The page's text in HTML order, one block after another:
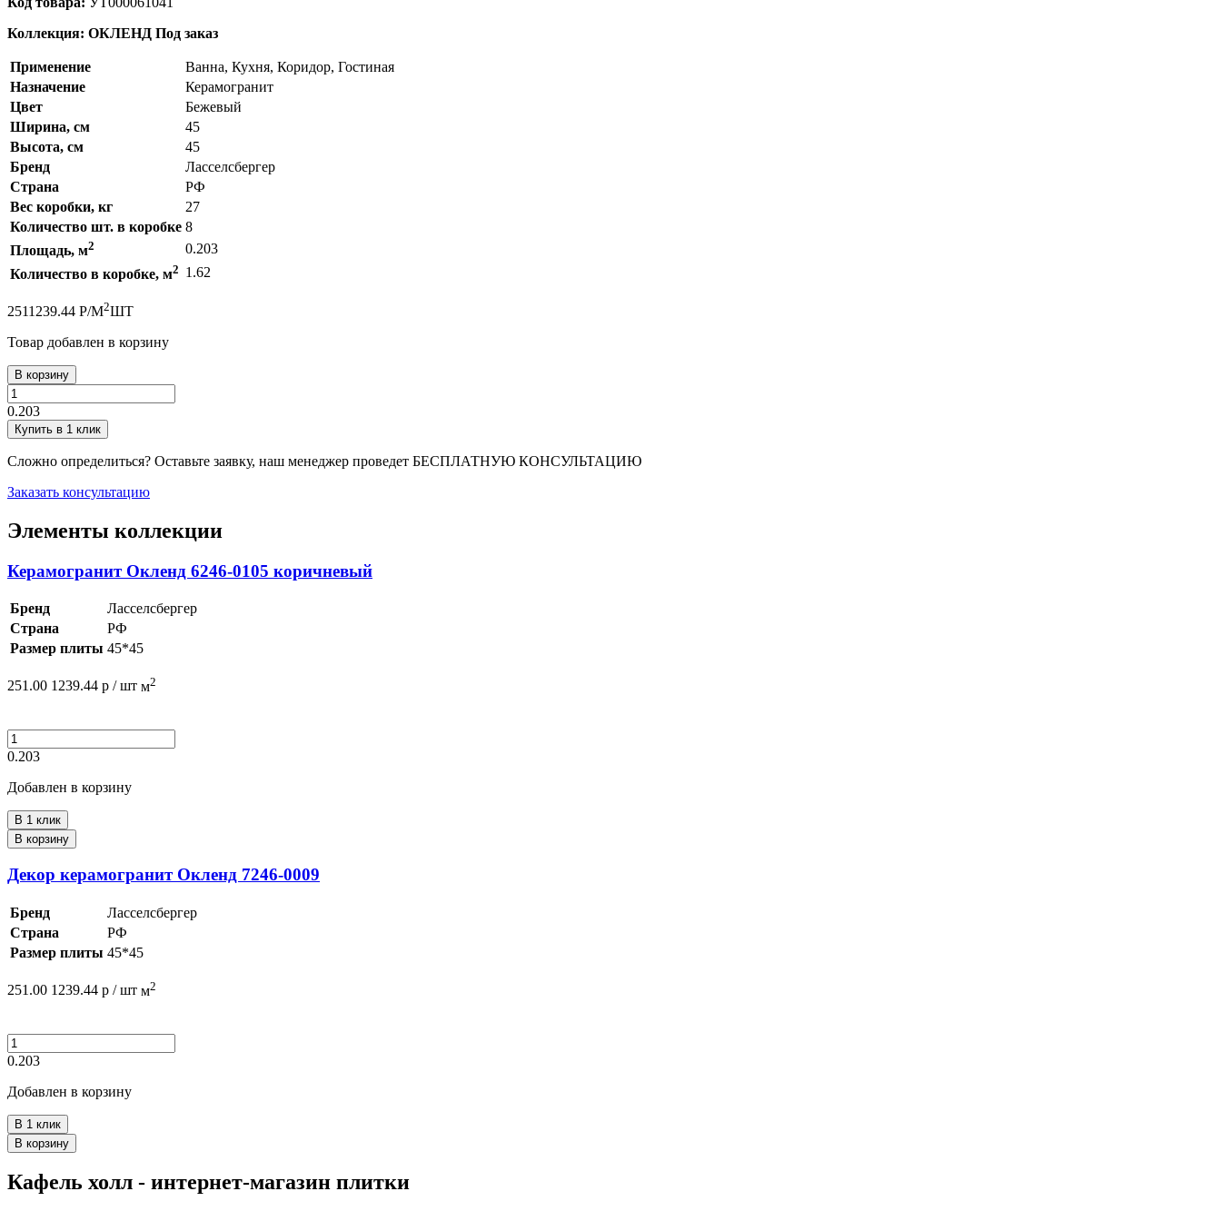
Коллекция: ОКЛЕНД Под заказ
Применение
Ванна, Кухня, Коридор, Гостиная
Назначение
Керамогранит
Цвет
Бежевый
Ширина, см
45
Высота, см
45
Бренд
Ласселсбергер
Страна
РФ
Вес коробки, кг
27
Количество шт. в коробке 8
Площадь, м2
0.203
Количество в коробке, м2 1.62
2511239.44 Р/М2ШТ
Товар добавлен в корзину
В корзину
0.203
Купить в 1 клик
Сложно определиться? Оставьте заявку, наш менеджер проведет БЕСПЛАТНУЮ КОНСУЛЬТАЦИЮ
Заказать консультацию
Элементы коллекции
Керамогранит Окленд 6246-0105 коричневый
Бренд
Ласселсбергер
Страна
РФ
Размер плиты 45*45
251.00 1239.44 р / шт м2
0.203
Добавлен в корзину
В 1 клик
В корзину
Декор керамогранит Окленд 7246-0009
Бренд
Ласселсбергер
Страна
РФ
Размер плиты 45*45
251.00 1239.44 р / шт м2
0.203
Добавлен в корзину
В 1 клик
В корзину
Кафель холл - интернет-магазин плитки